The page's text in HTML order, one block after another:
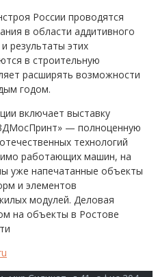
России проводятся
в области аддитивного
результаты этих
в строительную
расширять возможности
годом.
включает выставку
— полноценную
технологий
работающих машин, на
уже напечатанные объекты
и элементов
модулей. Деловая
на объекты в Ростове